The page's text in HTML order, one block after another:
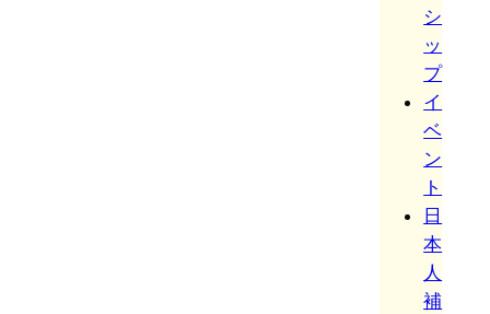
シ
ッ
プ
イ
ベ
ン
ト
日
本
人
補